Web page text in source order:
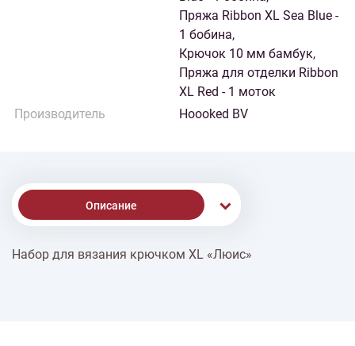
Пряжа Ribbon XL Sea Blue -
1 бобина,
Крючок 10 мм бамбук,
Пряжа для отделки Ribbon
XL Red - 1 моток
Производитель
Hoooked BV
Описание
% Скидки
Набор для вязания крючком XL «Люис»